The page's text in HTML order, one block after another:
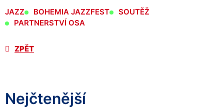
JAZZ BOHEMIA JAZZFEST
SOUTĚŽ
PARTNERSTVÍ OSA
ZPĚT
Nejčtenější